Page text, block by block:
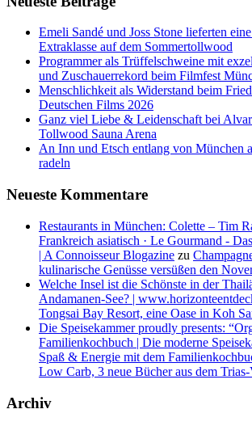
Emeli Sandé und Joss Stone lieferten
Extraklasse auf dem Sommertollwood
Programmer als Trüffelschweine mit
und Zuschauerrekord beim Filmfest
Menschlichkeit als Widerstand beim
Deutschen Films 2026
Ganz viel Liebe & Leidenschaft bei
Tollwood Sauna Arena
An Inn und Etsch entlang von München
radeln
Neueste Kommentare
Restaurants in München: Colette – Tim
Frankreich asiatisch · Le Gourmand -
| A Connoisseur Blogazine zu
kulinarische Genüsse versüßen den
Welche Insel ist die Schönste in der
Andamanen-See? |
Tongsai Bay Resort, eine Oase in Koh
Die Speisekammer proudly presents:
Familienkochbuch | Die moderne
Spaß & Energie mit dem
Low Carb, 3 neue Bücher aus dem
Archiv